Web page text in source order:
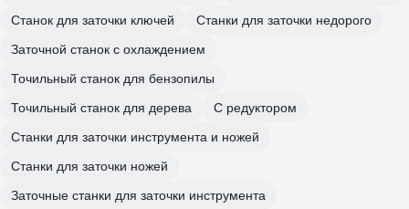
Станок для заточки ключей
Станки для заточки недорого
Заточной станок с охлаждением
Точильный станок для бензопилы
Точильный станок для дерева
С редуктором
Станки для заточки инструмента и ножей
Станки для заточки ножей
Заточные станки для заточки инструмента